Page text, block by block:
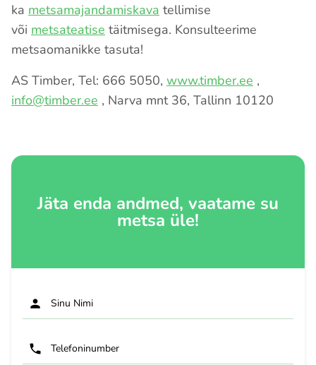
ka metsamajandamiskava tellimise
või metsateatise täitmisega. Konsulteerime
metsaomanikke tasuta!
AS Timber, Tel: 666 5050, www.timber.ee ,
info@timber.ee , Narva mnt 36, Tallinn 10120
Jäta enda andmed, vaatame su
metsa üle!
Sinu Nimi
Telefoninumber